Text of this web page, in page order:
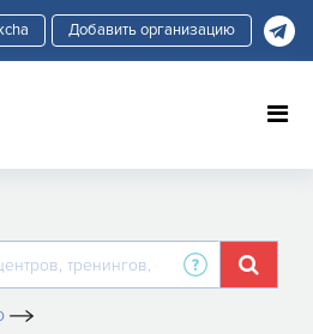
Добавить организацию